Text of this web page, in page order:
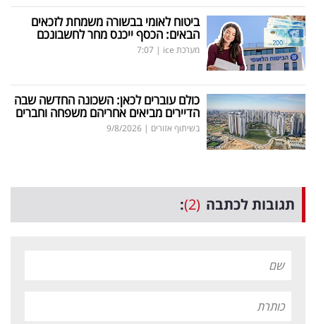
ביטוח לאומי בבשורה משמחת לזכאים
הבאים: הכסף ייכנס מחר לחשבונכם
מערכת ice |
7:07
כולם עוברים לכאן: השכונה החדשה שבה
הדיירים מביאים אחריהם משפחה וחברים
בשיתוף אזורים |
9/8/2026
תגובות לכתבה (2)
: